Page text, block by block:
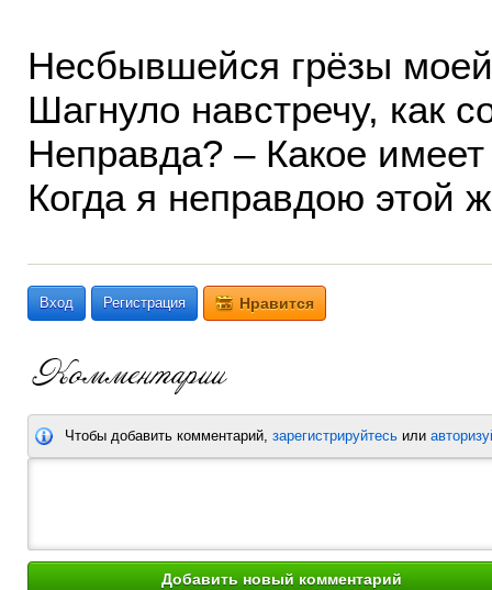
Несбывшейся грёзы
Шагнуло навстречу, как
Неправда? – Какое имеет
Когда я неправдою этой
Вход Регистрация Нравится
Чтобы добавить комментарий, зарегистрируйтесь или